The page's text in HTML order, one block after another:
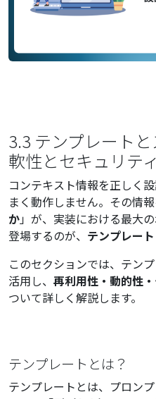
3.3 テンプレート
軟性とセキュリテ
コンテキスト情報を正しく
まく動作しません。その情
か」が、実装における最大
登場するのが、 テンプレー
このセクションでは、テン
活用し、 再利用性・動的性
ついて詳しく解説します。
テンプレートとは？
テンプレートとは、プロン